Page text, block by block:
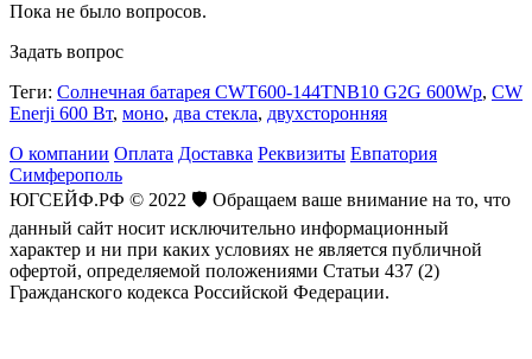
Пока не было вопросов.
Задать вопрос
Теги: Солнечная батарея CWT600-144TNB10 G2G 600Wp, CW
Enerji 600 Вт, моно, два стекла, двухсторонняя
О компании Оплата Доставка Реквизиты Евпатория
Симферополь
ЮГСЕЙФ.РФ © 2022 🛡️ Обращаем ваше внимание на то, что
данный сайт носит исключительно информационный
характер и ни при каких условиях не является публичной
офертой, определяемой положениями Статьи 437 (2)
Гражданского кодекса Российской Федерации.